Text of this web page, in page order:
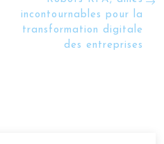
incontournables pour la
transformation digitale
des entreprises